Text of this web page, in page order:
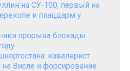
на СУ-100, первый на
и плацдарм у
прорыва блокады
кавалерист
Висле и форсирование